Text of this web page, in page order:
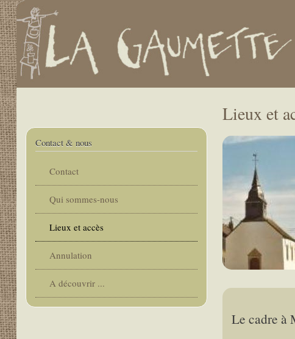
User
account
menu
Main
Lieux et
Le cadre à
Contact & nous
Contact
Qui sommes-nous
Lieux et accès
Annulation
A découvrir ...